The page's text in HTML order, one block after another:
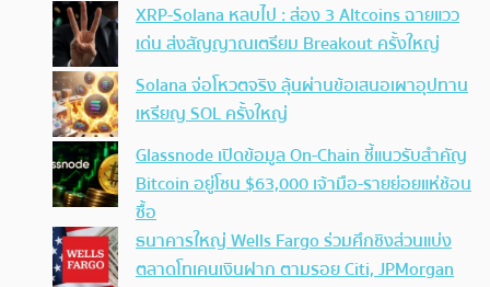
XRP-Solana หลบไป : ส่อง 3 Altcoins ฉายแวว
เด่น ส่งสัญญาณเตรียม Breakout ครั้งใหญ่
Solana จ่อโหวตจริง ลุ้นผ่านข้อเสนอเผาอุปทาน
เหรียญ SOL ครั้งใหญ่
Glassnode เปิดข้อมูล On-Chain ชี้แนวรับสำคัญ
Bitcoin อยู่โซน $63,000 เจ้ามือ-รายย่อยแห่ช้อน
ซื้อ
ธนาคารใหญ่ Wells Fargo ร่วมศึกชิงส่วนแบ่ง
ตลาดโทเคนเงินฝาก ตามรอย Citi, JPMorgan